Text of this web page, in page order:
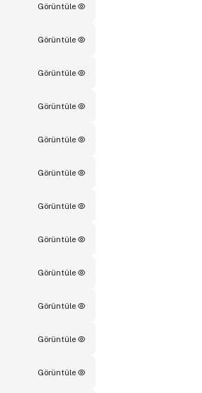
Görüntüle
Görüntüle
Görüntüle
Görüntüle
Görüntüle
Görüntüle
Görüntüle
Görüntüle
Görüntüle
Görüntüle
Görüntüle
Görüntüle